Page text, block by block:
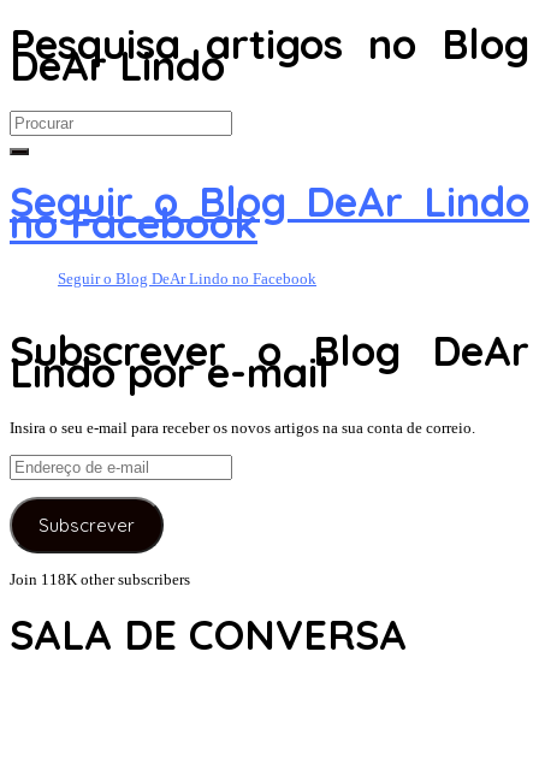
Pesquisa artigos no Blog
DeAr Lindo
Search
for:
Seguir o Blog DeAr Lindo
no Facebook
Seguir o Blog DeAr Lindo no Facebook
Subscrever o Blog DeAr
Lindo por e-mail
Insira o seu e-mail para receber os novos artigos na sua conta de correio.
Endereço
de
e-
mail
Subscrever
Join 118K other subscribers
SALA DE CONVERSA